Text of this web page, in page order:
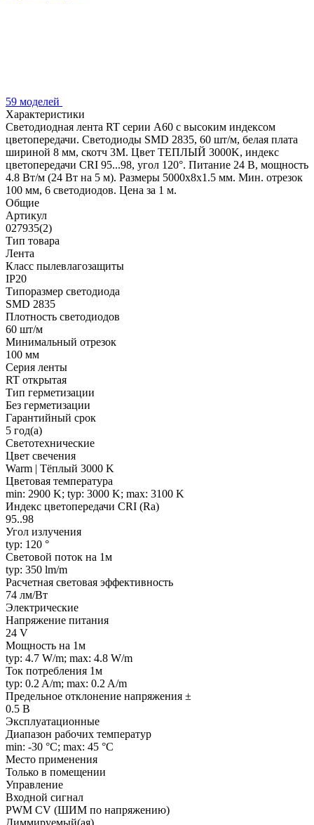
59 моделей
Характеристики
Светодиодная лента RT серии A60 с высоким индексом
цветопередачи. Светодиоды SMD 2835, 60 шт/м, белая плата
шириной 8 мм, скотч 3М. Цвет ТЕПЛЫЙ 3000K, индекс
цветопередачи CRI 95...98, угол 120°. Питание 24 В, мощность
4.8 Вт/м (24 Вт на 5 м). Размеры 5000х8х1.5 мм. Мин. отрезок
100 мм, 6 светодиодов. Цена за 1 м.
Общие
Артикул
027935(2)
Тип товара
Лента
Класс пылевлагозащиты
IP20
Типоразмер светодиода
SMD 2835
Плотность светодиодов
60 шт/м
Минимальный отрезок
100 мм
Серия ленты
RT открытая
Тип герметизации
Без герметизации
Гарантийный срок
5 год(а)
Светотехнические
Цвет свечения
Warm | Тёплый 3000 K
Цветовая температура
min: 2900 K; typ: 3000 K; max: 3100 K
Индекс цветопередачи CRI (Ra)
95..98
Угол излучения
typ: 120 °
Световой поток на 1м
typ: 350 lm/m
Расчетная световая эффективность
74 лм/Вт
Электрические
Напряжение питания
24 V
Мощность на 1м
typ: 4.7 W/m; max: 4.8 W/m
Ток потребления 1м
typ: 0.2 A/m; max: 0.2 A/m
Предельное отклонение напряжения ±
0.5 В
Эксплуатационные
Диапазон рабочих температур
min: -30 °C; max: 45 °C
Место применения
Только в помещении
Управление
Входной сигнал
PWM СV (ШИМ по напряжению)
Диммируемый(ая)